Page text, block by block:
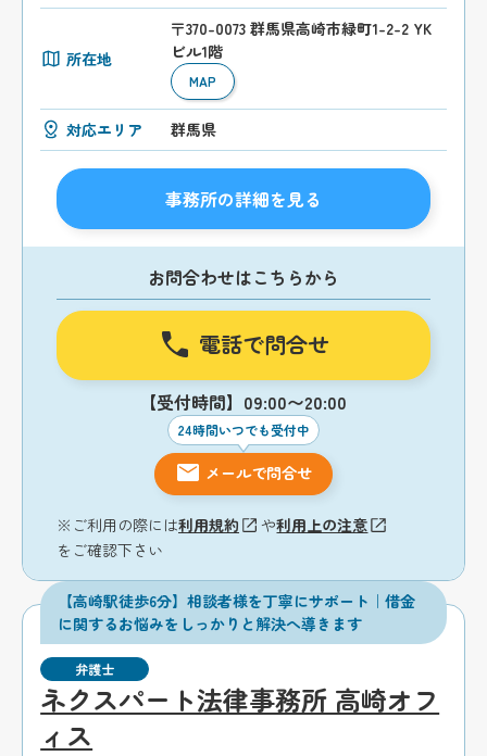
所在地
〒370-0073 群馬県高崎市緑町1-2-2 YK
ビル1階
MAP
対応エリア 群馬県
事務所の詳細を見る
お問合わせはこちらから
電話で問合せ
【受付時間】09:00〜20:00
24時間いつでも受付中
メールで問合せ
※ご利用の際には利用規約 や利用上の注意
をご確認下さい
【高崎駅徒歩6分】相談者様を丁寧にサポート｜借金
に関するお悩みをしっかりと解決へ導きます
弁護士
ネクスパート法律事務所 高崎オフ
ィス